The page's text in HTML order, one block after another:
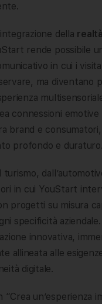
della
rende possibile
in cui i
ma diventano
connessioni
brand e
profondo e duraturo.
turismo,
in cui YouStart
progetti su misura
specificità
innovativa,
allineata alle
digitale.
“Crea un’esperienza